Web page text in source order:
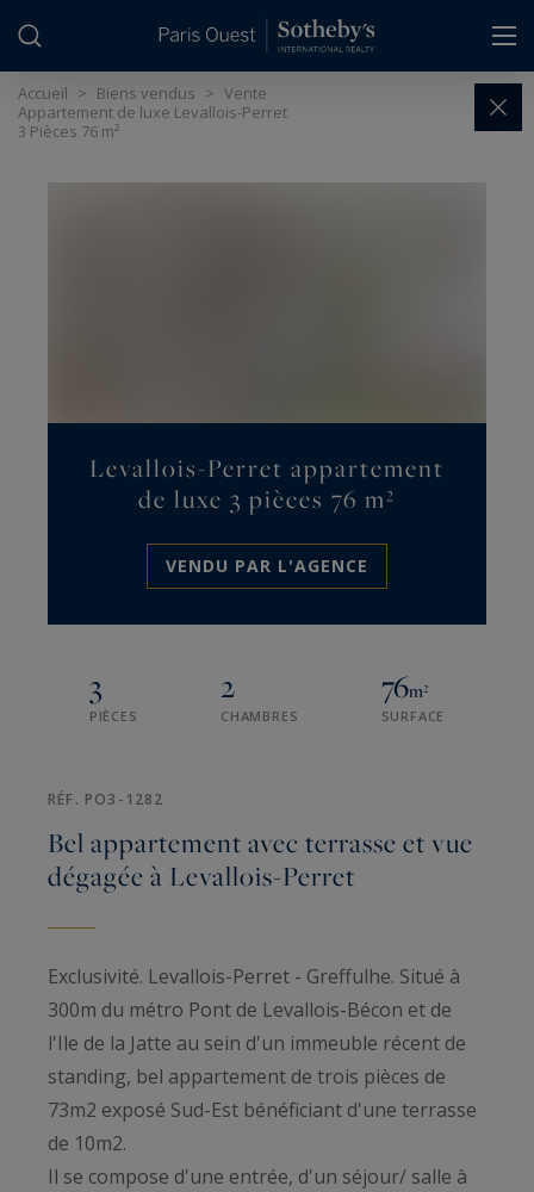
Accueil > Biens vendus > Vente
Appartement de luxe Levallois-Perret
3 Pièces 76 m²
Levallois-Perret appartement
de luxe 3 pièces 76 m²
VENDU PAR L'AGENCE
3
PIÈCES
2
CHAMBRES
76m²
SURFACE
RÉF. PO3-1282
Bel appartement avec terrasse et vue
dégagée à Levallois-Perret
Exclusivité. Levallois-Perret - Greffulhe. Situé à
300m du métro Pont de Levallois-Bécon et de
l'Ile de la Jatte au sein d'un immeuble récent de
standing, bel appartement de trois pièces de
73m2 exposé Sud-Est bénéficiant d'une terrasse
de 10m2.
Il se compose d'une entrée, d'un séjour/ salle à